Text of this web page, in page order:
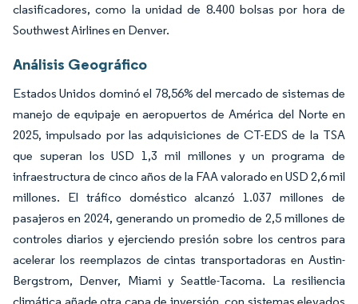
clasificadores, como la unidad de 8.400 bolsas por hora de
Southwest Airlines en Denver.
Análisis Geográfico
Estados Unidos dominó el 78,56% del mercado de sistemas de
manejo de equipaje en aeropuertos de América del Norte en
2025, impulsado por las adquisiciones de CT-EDS de la TSA
que superan los USD 1,3 mil millones y un programa de
infraestructura de cinco años de la FAA valorado en USD 2,6 mil
millones. El tráfico doméstico alcanzó 1.037 millones de
pasajeros en 2024, generando un promedio de 2,5 millones de
controles diarios y ejerciendo presión sobre los centros para
acelerar los reemplazos de cintas transportadoras en Austin-
Bergstrom, Denver, Miami y Seattle-Tacoma. La resiliencia